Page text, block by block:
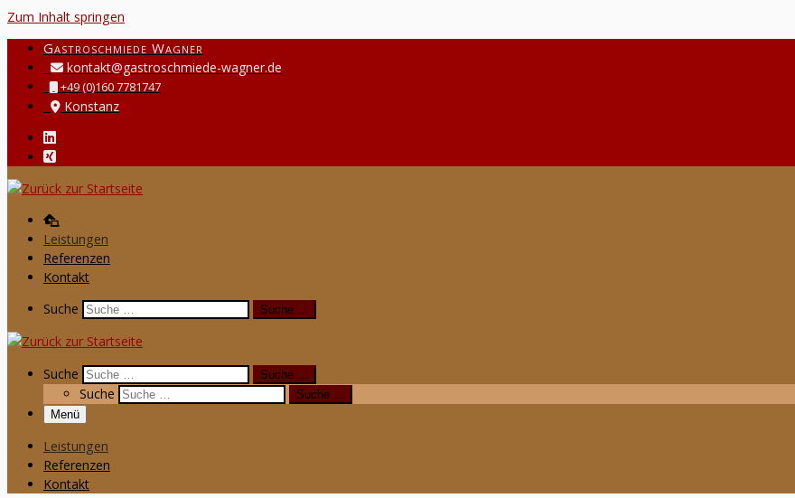
Zum Inhalt springen
Gastroschmiede Wagner
kontakt@gastroschmiede-wagner.de
‭+49 (0)160 7781747‬
Konstanz
Leistungen
Referenzen
Kontakt
Search
Suche Suche …
Search
Suche Suche …
Suche
Suche …
Menü
Leistungen
Referenzen
Kontakt